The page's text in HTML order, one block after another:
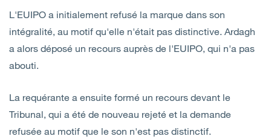
L'EUIPO a initialement refusé la marque dans son
intégralité, au motif qu'elle n'était pas distinctive. Ardagh
a alors déposé un recours auprès de l'EUIPO, qui n'a pas
abouti.
La requérante a ensuite formé un recours devant le
Tribunal, qui a été de nouveau rejeté et la demande
refusée au motif que le son n'est pas distinctif.